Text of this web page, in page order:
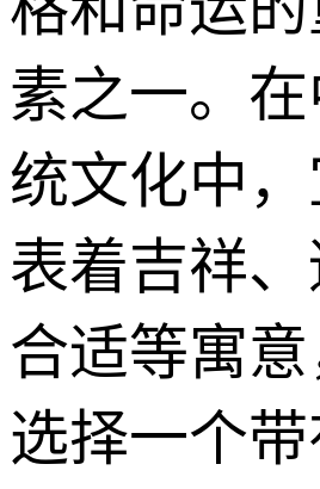
素之一。
统文化中
表着吉祥、
合适等寓
选择一个